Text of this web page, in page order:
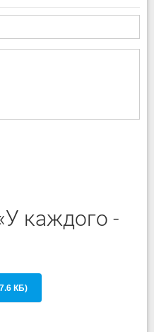
каждого -
КБ)